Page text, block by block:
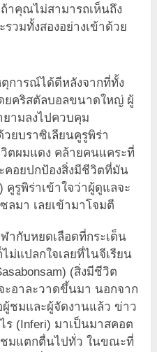
าคุณไม่สามารถเห็นถึง
วมทั้งสองอย่างเข้าด้วย
ตุการณ์ได้ดีหลังจากที่ทั้ง
ยคริสตัลบอลขนาดใหญ่ ผู้
ยามลงไปควบคุม
ยบราซิเลียนคูรูพิร่า
วิตผมแดง คล้ายคนแคระที่
คอยปกป้องสิ่งมีชีวิตที่มัน
รูพิร่าเข้าใจว่าผู้ดูแลจะ
ลมา เลยเข้ามาโจมตี
ากับหยดเลือดที่กระเด็น
ม่แปลกใจเลยที่ไนจีเรียน
(สิ่งมีชีวิต
อาละวาดขึ้นมา นอกจาก
ชมและผู้จัดงานแล้ว ข่าว
ร (Inferi) มาเป็นมาสคอต
ชมแตกตื่นไปทั่ว ในขณะที่